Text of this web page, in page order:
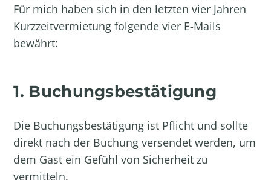
Für mich haben sich in den letzten vier Jahren
Kurzzeitvermietung folgende vier E-Mails
bewährt:
1. Buchungsbestätigung
Die Buchungsbestätigung ist Pflicht und sollte
direkt nach der Buchung versendet werden, um
dem Gast ein Gefühl von Sicherheit zu
vermitteln.